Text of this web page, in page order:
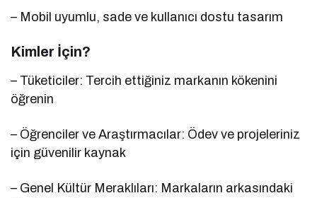
– Mobil uyumlu, sade ve kullanıcı dostu tasarım
Kimler İçin?
– Tüketiciler: Tercih ettiğiniz markanın kökenini
öğrenin
– Öğrenciler ve Araştırmacılar: Ödev ve projeleriniz
için güvenilir kaynak
– Genel Kültür Meraklıları: Markaların arkasındaki